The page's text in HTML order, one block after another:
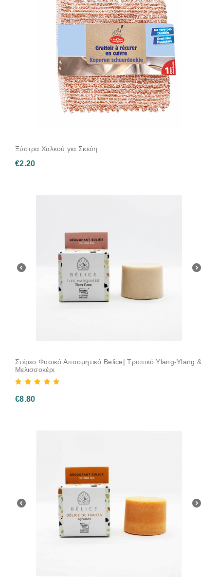
Ξύστρα Χαλκού για Σκεύη
€2.20
Στέρεο Φυσικό Αποσμητικό Belice| Τροπικό Ylang-Ylang &
Μελισσοκέρι
€8.80